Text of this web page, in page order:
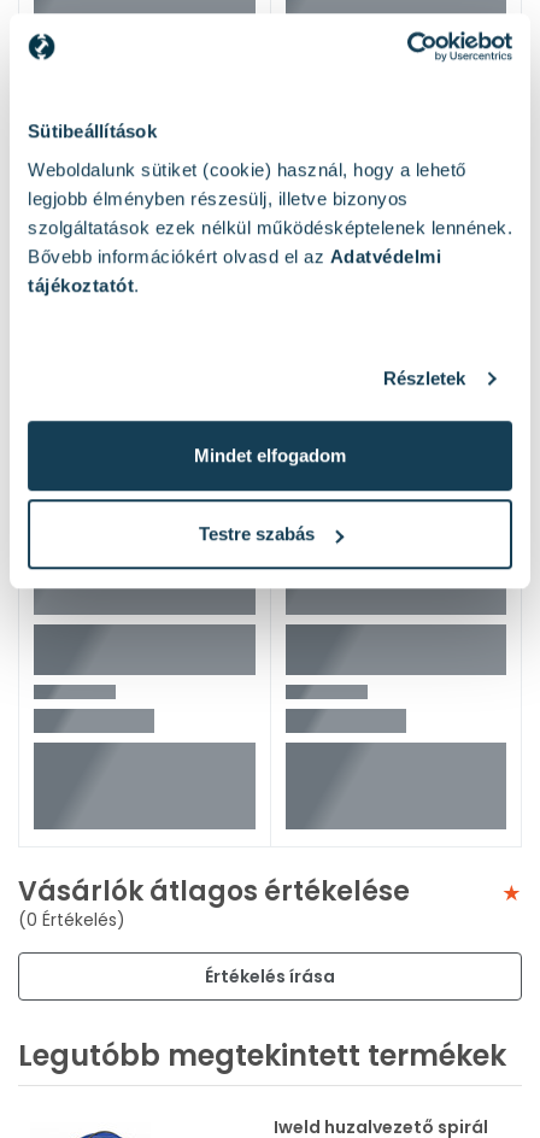
Sütibeállítások
Weboldalunk sütiket (cookie) használ, hogy a lehető
legjobb élményben részesülj, illetve bizonyos
szolgáltatások ezek nélkül működésképtelenek lennének.
Bővebb információkért olvasd el az Adatvédelmi
tájékoztatót.
Részletek
Mindet elfogadom
Testre szabás
Vásárlók átlagos értékelése
(0 Értékelés)
Értékelés írása
Legutóbb megtekintett termékek
Iweld huzalvezető spirál